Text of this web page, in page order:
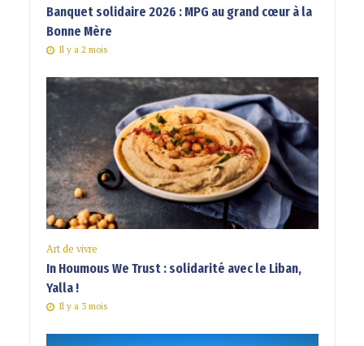
Banquet solidaire 2026 : MPG au grand cœur à la
Bonne Mère
Il y a 2 mois
Art de vivre
In Houmous We Trust : solidarité avec le Liban,
Yalla !
Il y a 3 mois